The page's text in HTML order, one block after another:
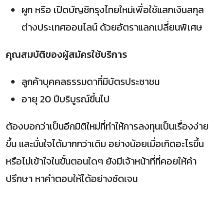
ผูก หรือ เปิดบัญชีกรุงไทยใหม่เพื่อใช้แลกเงินสกุล
ต่างประเทศออนไลน์ ด้วยอัตราแลกเปลี่ยนพิเศษ
คุณสมบัติของผู้สมัครใช้บริการ
ลูกค้าบุคคลธรรมดาที่มีบัตรประชาชน
อายุ 20 ปีบริบูรณ์ขึ้นไป
ต้องบอกว่าเป็นอีกมิติใหม่ที่ทำให้การลงทุนเป็นเรื่องง่าย
ขึ้น และมั่นใจได้มากกว่าเดิม อย่างน้อยเมื่อเกิดอะไรขึ้น
หรือไม่เข้าใจในขั้นตอนใดๆ ยังมีเจ้าหน้าที่ที่คอยให้คำ
ปรึกษา หาคำตอบให้ได้อย่างชัดเจน